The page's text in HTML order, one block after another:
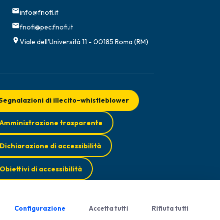
info@fnofi.it
fnofi@pec.fnofi.it
Viale dell'Università 11 - 00185 Roma (RM)
di illecito–whistleblower
trasparente
di accessibilità
di accessibilità
Configurazione Accetta tutti Rifiuta tutti